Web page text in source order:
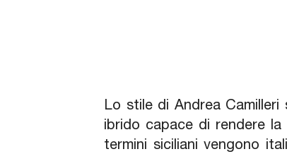
Lo stile di Andrea
ibrido capace di rendere
termini siciliani vengono